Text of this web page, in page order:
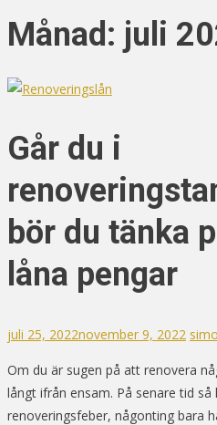
Månad: juli
Går du i
bör du tänka
låna pengar
juli 25, 2022november 9, 2022
Om du är sugen på att renovera
långt ifrån ensam. På senare tid så
renoveringsfeber, någonting bara